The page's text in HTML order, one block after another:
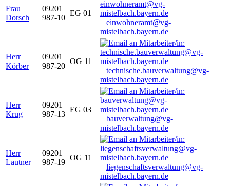
Frau
Dorsch
09201
987-10
EG 01
einwohneramt@vg-
mistelbach.bayern.de
Herr
Körber
09201
987-20
OG 11
technische.bauverwaltung@vg-
mistelbach.bayern.de
Herr
Krug
09201
987-13
EG 03
bauverwaltung@vg-
mistelbach.bayern.de
Herr
Lautner
09201
987-19
OG 11
liegenschaftsverwaltung@vg-
mistelbach.bayern.de